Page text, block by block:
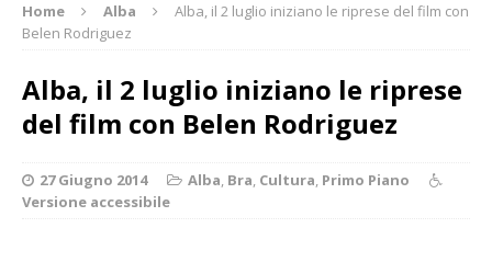
Home Alba
Alba, il 2 luglio iniziano le riprese del film con
Belen Rodriguez
Alba, il 2 luglio iniziano le riprese
del film con Belen Rodriguez
27 Giugno 2014 Alba, Bra, Cultura, Primo Piano
Versione accessibile